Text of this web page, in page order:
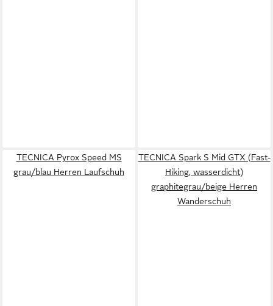
TECNICA Pyrox Speed MS
grau/blau Herren Laufschuh
TECNICA Spark S Mid GTX (Fast-
Hiking, wasserdicht)
graphitegrau/beige Herren
Wanderschuh